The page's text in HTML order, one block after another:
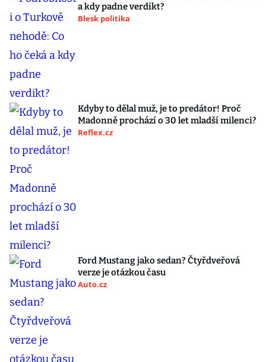
a kdy padne verdikt?
Blesk politika
Kdyby to dělal muž, je to predátor! Proč
Madonně prochází o 30 let mladší milenci?
Reflex.cz
Ford Mustang jako sedan? Čtyřdveřová
verze je otázkou času
Auto.cz